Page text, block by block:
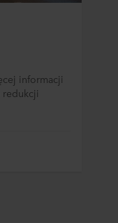
informacji
redukcji